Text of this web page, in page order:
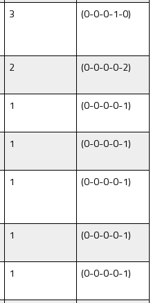
3 (0-0-0-1-0)
2 (0-0-0-0-2)
1 (0-0-0-0-1)
1 (0-0-0-0-1)
1 (0-0-0-0-1)
1 (0-0-0-0-1)
1 (0-0-0-0-1)